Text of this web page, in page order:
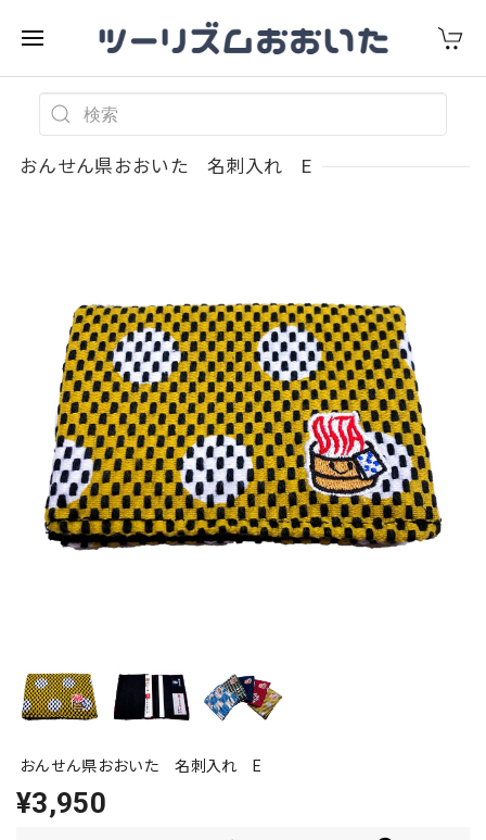
おんせん県おおいた 名刺入れ E
おんせん県おおいた 名刺入れ E
¥3,950